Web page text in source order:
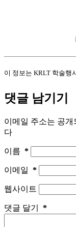
이 정보는 KRLT 학술행
댓글 남기기
이메일 주소는 공개
다
이름 *
이메일 *
웹사이트
댓글 달기 *